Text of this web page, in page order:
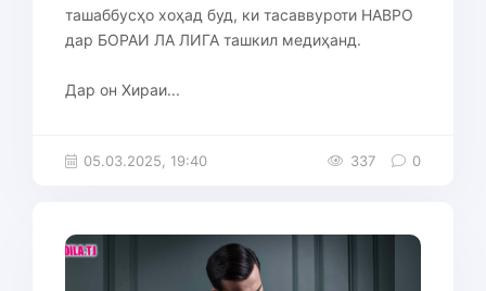
ташаббусҳо хоҳад буд, ки тасаввуроти НАВРО
дар БОРАИ ЛА ЛИГА ташкил медиҳанд.
Дар он Хираи...
05.03.2025, 19:40 337 0